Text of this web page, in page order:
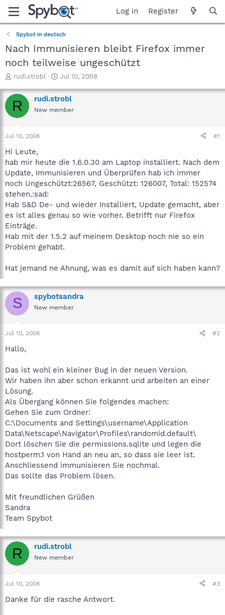
Log in Register
Spybot in deutsch
Nach Immunisieren bleibt Firefox immer
noch teilweise ungeschützt
T
r
e
a
t
a
r
t
e
r
rudi.strobl
S
a
r
t
Jul 10, 2008
R rudi.strobl
New member
Jul 10, 2008 #1
Hi Leute,
hab mir heute die 1.6.0.30 am Laptop installiert. Nach dem
Update, Immunisieren und Überprüfen hab ich immer
noch Ungeschützt:26567, Geschützt: 126007, Total: 152574
stehen.:sad:
Hab S&D De- und wieder Installiert, Update gemacht, aber
es ist alles genau so wie vorher. Betrifft nur Firefox
Einträge.
Hab mit der 1.5.2 auf meinem Desktop noch nie so ein
Problem gehabt.
Hat jemand ne Ahnung, was es damit auf sich haben kann?
S spybotsandra
New member
Jul 10, 2008 #2
Hallo,
Das ist wohl ein kleiner Bug in der neuen Version.
Wir haben ihn aber schon erkannt und arbeiten an einer
Lösung.
Als Übergang können Sie folgendes machen:
Gehen Sie zum Ordner:
C:\Documents and Settings\username\Application
Data\Netscape\Navigator\Profiles\randomid.default\
Dort löschen Sie die permissions.sqlite und legen die
hostperm.1 von Hand an neu an, so dass sie leer ist.
Anschliessend immunisieren Sie nochmal.
Das sollte das Problem lösen.
Mit freundlichen Grüßen
Sandra
Team Spybot
R rudi.strobl
New member
Jul 10, 2008 #3
Danke für die rasche Antwort.